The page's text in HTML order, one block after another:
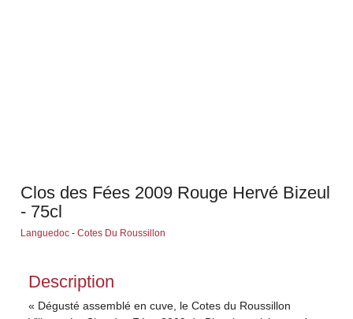
Clos des Fées 2009 Rouge Hervé Bizeul
- 75cl
Languedoc -Cotes Du Roussillon
Description
« Dégusté assemblé en cuve, le Cotes du Roussillon